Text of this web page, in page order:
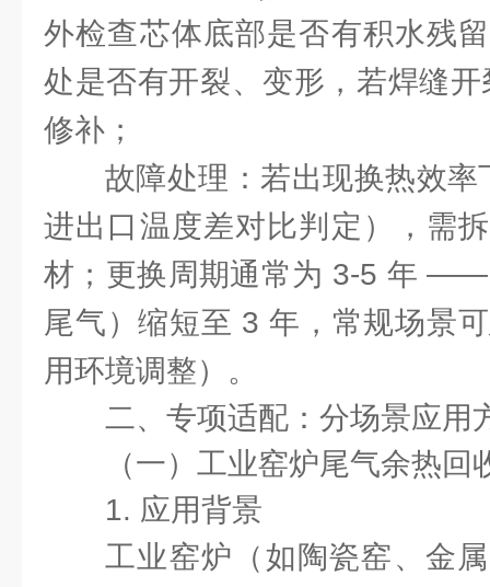
外检查芯体底部是否有积水残
处是否有开裂、变形，若焊缝
修补；
故障处理：若出现换热效
进出口温度差对比判定），需
材；更换周期通常为 3-5 年 ——
尾气）缩短至 3 年，常规场景
用环境调整）。
二、专项适配：分场景应用
（一）工业窑炉尾气余热回
1. 应用背景
工业窑炉（如陶瓷窑、金